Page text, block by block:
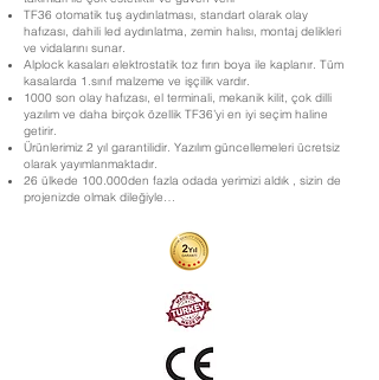
TF36 otomatik tuş aydınlatması, standart olarak olay
hafızası, dahili led aydınlatma, zemin halısı, montaj delikleri
ve vidalarını sunar.
Alplock kasaları elektrostatik toz fırın boya ile kaplanır. Tüm
kasalarda 1.sınıf malzeme ve işçilik vardır.
1000 son olay hafızası, el terminali, mekanik kilit, çok dilli
yazılım ve daha birçok özellik TF36’yi en iyi seçim haline
getirir.
Ürünlerimiz 2 yıl garantilidir. Yazılım güncellemeleri ücretsiz
olarak yayımlanmaktadır.
26 ülkede 100.000den fazla odada yerimizi aldık , sizin de
projenizde olmak dileğiyle…